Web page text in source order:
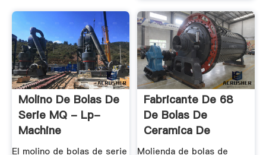
Molino De Bolas De
Serie MQ - Lp-
Machine
El molino de bolas de serie
Fabricante De 68
De Bolas De
Ceramica De
Alumina
Molienda de bolas de